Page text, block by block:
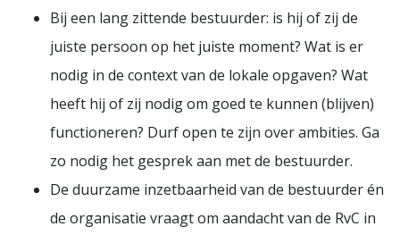
Bij een lang zittende bestuurder: is hij of zij de
juiste persoon op het juiste moment? Wat is er
nodig in de context van de lokale opgaven? Wat
heeft hij of zij nodig om goed te kunnen (blijven)
functioneren? Durf open te zijn over ambities. Ga
zo nodig het gesprek aan met de bestuurder.
De duurzame inzetbaarheid van de bestuurder én
de organisatie vraagt om aandacht van de RvC in